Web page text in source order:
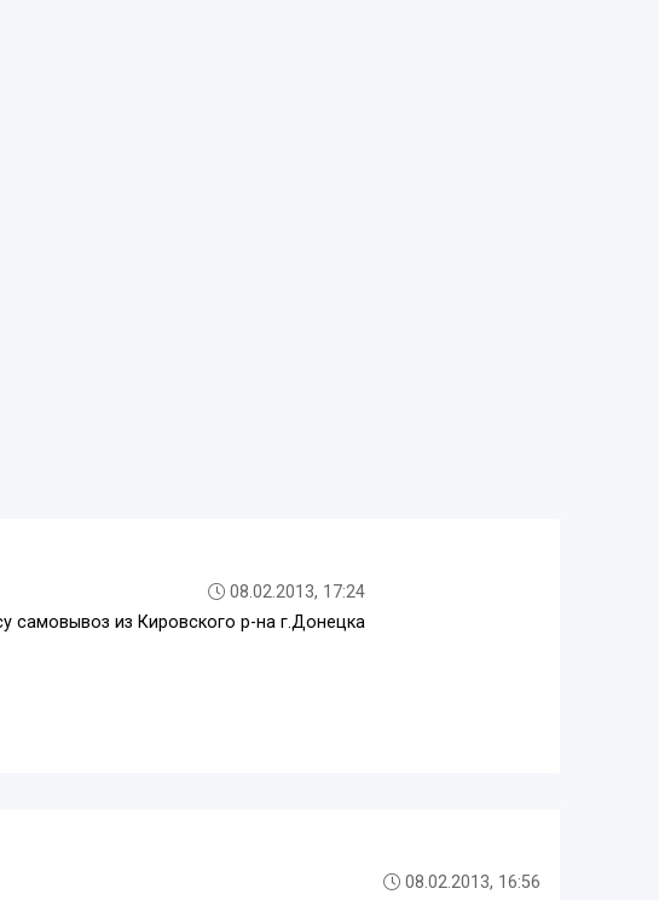
08.02.2013, 17:24
самовывоз из Кировского р-на г.Донецка
08.02.2013, 16:56